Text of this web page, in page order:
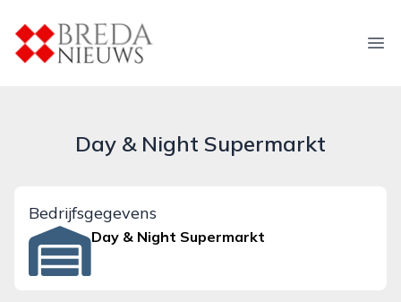
breda-nieuws.nl
Day & Night Supermarkt
Bedrijfsgegevens
Day & Night Supermarkt